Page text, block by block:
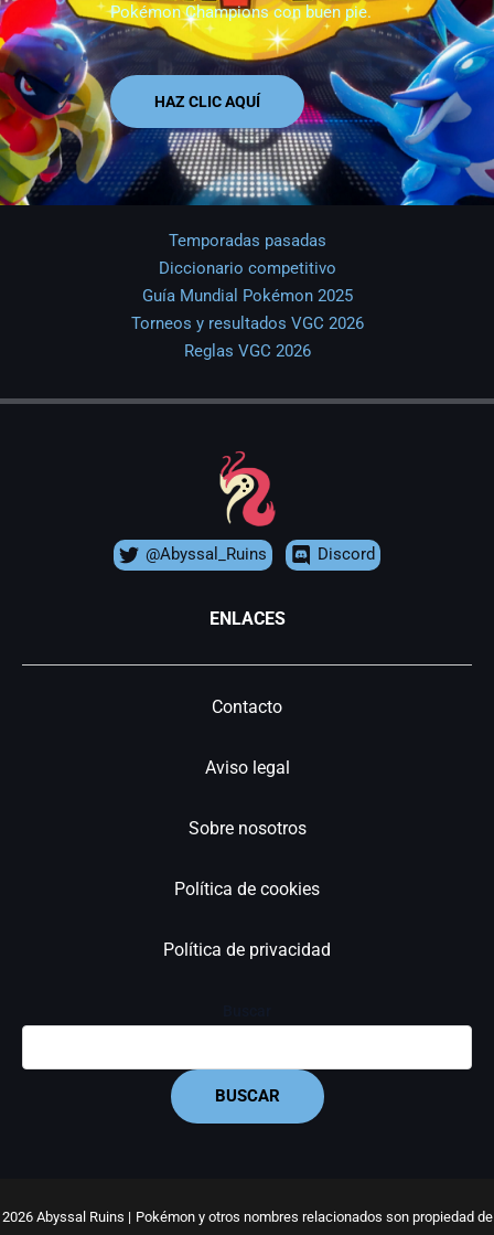
Pokémon Champions con buen pie.
HAZ CLIC AQUÍ
Temporadas pasadas
Diccionario competitivo
Guía Mundial Pokémon 2025
Torneos y resultados VGC 2026
Reglas VGC 2026
@Abyssal_Ruins Discord
ENLACES
Contacto
Aviso legal
Sobre nosotros
Política de cookies
Política de privacidad
BUSCAR
2026 Abyssal Ruins | Pokémon y otros nombres relacionados son propiedad de